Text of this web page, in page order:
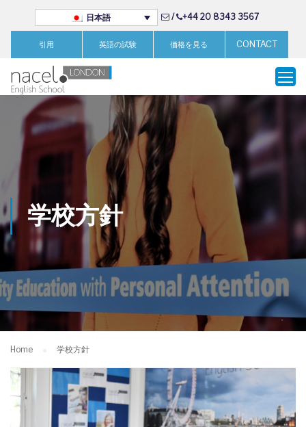
日本語 / +44 20 8343 3567
引用 英語の試験 価格を見る CONTACT
学校方針
Home 学校方針